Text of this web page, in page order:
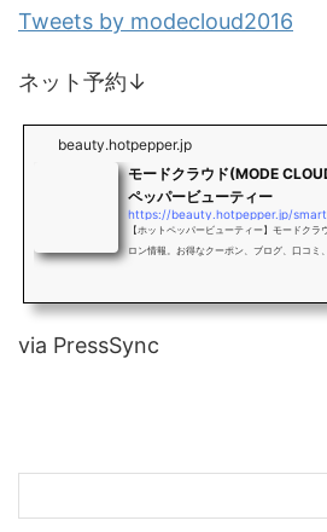
Tweets by modecloud2016
ネット予約↓
beauty.hotpepper.jp
モードクラウド(MODE
ペッパービューティー
https://beauty.hotpepper.jp/
【ホットペッパービューティー】モードク
ロン情報。お得なクーポン、ブログ、口コミ
via PressSync